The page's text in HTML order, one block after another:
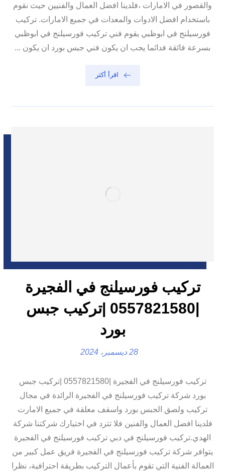
والقصور في الامارات ،فلدينا افضل العمال والفنيين حيث نقوم
باستخدام افضل الادوات والمعدات في جميع الامارات. تركيب
فورسيلنج في ابوظبي يقوم فني تركيب فورسيلنج في ابوظبي
بسرعة فائقة فدائما يجب ان يكون فني جبس بورد ان يكون ...
اقرأ أكثر
تركيب فورسيلنج في الفجيرة
|0557821580 |تركيب جبس
بورد
28 ديسمبر، 2024
تركيب فورسيلنج في الفجيرة |0557821580 |تركيب جبس
بورد شركة تركيب فورسيلنج في الفجيرة الرائدة في مجال
تركيب ولصق الجبس بورد واسقف معلقة في جميع الامارت
فلدينا افضل العمال والفنين فلا تترد في اختيارك شركتنا شركة
الهدي.تركيب فورسيلنج في دبي تركيب فورسيلنج في الفجيرة
يتوافر شركة تركيب فورسيلنج في الفجيرة فريق عمل كبير من
العمالة الفنية التي تقوم بأعمال التركيب بطريقة احترافية، نظرا